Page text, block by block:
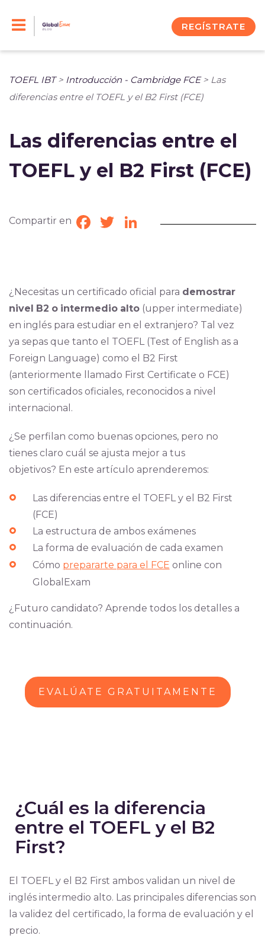
REGÍSTRATE
TOEFL IBT> Introducción - Cambridge FCE> Las
diferencias entre el TOEFL y el B2 First (FCE)
Las diferencias entre el
TOEFL y el B2 First (FCE)
Compartir en Facebook
TwitterLinkedIn
¿Necesitas un certificado oficial para demostrar
nivel B2 o intermedio alto(upper intermediate)
en inglés para estudiar en el extranjero? Tal vez
ya sepas que tanto el TOEFL (Test of English as a
Foreign Language) como el B2 First
(anteriormente llamado First Certificate o FCE)
son certificados oficiales, reconocidos a nivel
internacional.
¿Se perfilan como buenas opciones, pero no
tienes claro cuál se ajusta mejor a tus
objetivos? En este artículo aprenderemos:
Las diferencias entre el TOEFL y el B2 First
(FCE)
La estructura de ambos exámenes
La forma de evaluación de cada examen
Cómo prepararte para el FCE online con
GlobalExam
¿Futuro candidato? Aprende todos los detalles a
continuación.
EVALÚATE GRATUITAMENTE
¿Cuál es la diferencia
entre el TOEFL y el B2
First?
El TOEFL y el B2 First ambos validan un nivel de
inglés intermedio alto. Las principales diferencias son
la validez del certificado, la forma de evaluación y el
precio.